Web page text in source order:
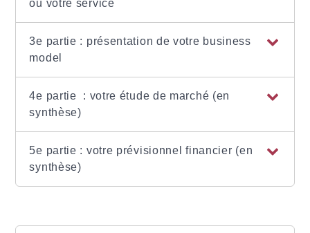
ou votre service
3e partie : présentation de votre business
model
4e partie : votre étude de marché (en
synthèse)
5e partie : votre prévisionnel financier (en
synthèse)